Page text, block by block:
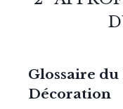
Glossaire
Décoration